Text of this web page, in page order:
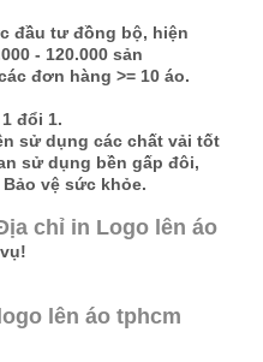
đầu tư đồng bộ, hiện
- 120.000 sản
đơn hàng >= 10 áo.
đổi 1.
sử dụng các chất vải tốt
sử dụng bền gấp đôi,
vệ sức khỏe.
chỉ in Logo lên áo
lên áo tphcm